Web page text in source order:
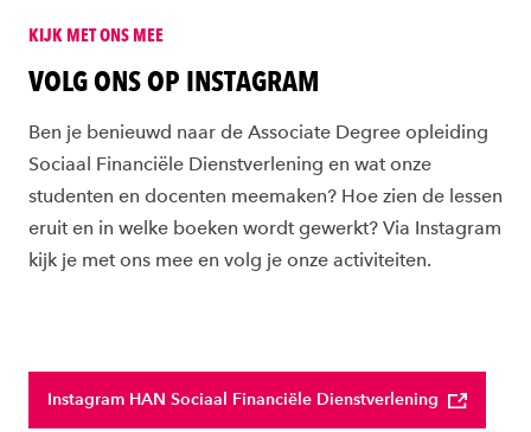
KIJK MET ONS MEE
VOLG ONS OP INSTAGRAM
Ben je benieuwd naar de Associate Degree opleiding
Sociaal Financiële Dienstverlening en wat onze
studenten en docenten meemaken? Hoe zien de lessen
eruit en in welke boeken wordt gewerkt? Via Instagram
kijk je met ons mee en volg je onze activiteiten.
Instagram HAN Sociaal Financiële Dienstverlening